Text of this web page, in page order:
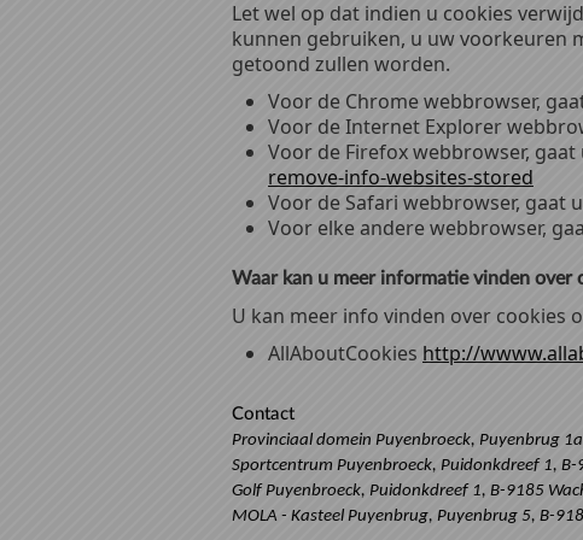
Let wel op dat indien u cookies
kunnen gebruiken, u uw voorkeuren
getoond zullen worden.
Voor de Chrome webbrowser,
Voor de Internet Explorer
Voor de Firefox webbrowser,
remove-info-websites-stored
Voor de Safari webbrowser, gaat
Voor elke andere webbrowser,
Waar kan u meer informatie vinden over
U kan meer info vinden over cookies
AllAboutCookies http://
Contact
Provinciaal domein Puyenbroeck, Puyenbrug
Sportcentrum Puyenbroeck, Puidonkdreef 1,
Golf Puyenbroeck, Puidonkdreef 1, B-9185
MOLA - Kasteel Puyenbrug, Puyenbrug 5, B-